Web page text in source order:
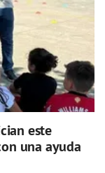
este
una ayuda